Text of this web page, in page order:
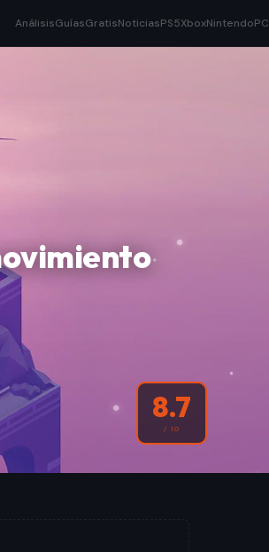
AnálisisGuíasGratisNoticiasPS5XboxNintendoPC
8.7
/ 10